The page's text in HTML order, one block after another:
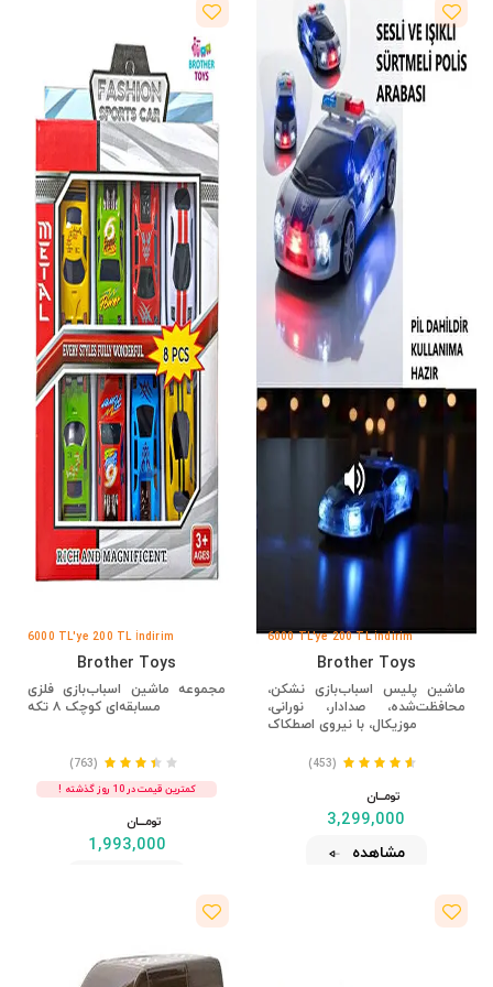
6000 TL'ye 200 TL İndirim
Brother Toys
ماشین پلیس اسباب‌بازی نشکن،
محافظت‌شده، صدادار، نورانی،
موزیکال، با نیروی اصطکاک
(453)
تومــــــان
3,299,000
مشاهده
6000 TL'ye 200 TL İndirim
Brother Toys
مجموعه ماشین اسباب‌بازی فلزی
مسابقه‌ای کوچک ۸ تکه
(763)
کمترین قیمت در 10 روز گذشته !
تومــــــان
1,993,000